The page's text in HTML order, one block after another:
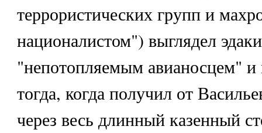
террористических групп и
националистом") выглядел
"непотопляемым авианосцем"
тогда, когда получил от
через весь длинный казенный